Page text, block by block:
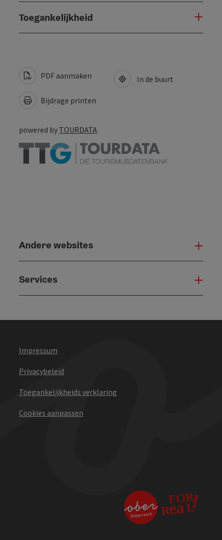
Toegankelijkheid
PDF aanmaken
Bijdrage printen
In de buurt
powered by TOURDATA
Andere websites
Services
Impressum
Privacybeleid
Toegankelijkheids verklaring
Cookies aanpassen